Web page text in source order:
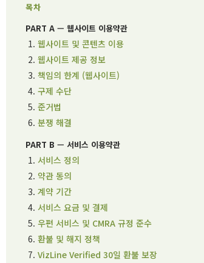
목차
PART A — 웹사이트 이용약관
웹사이트 및 콘텐츠 이용
웹사이트 제공 정보
책임의 한계 (웹사이트)
구제 수단
준거법
분쟁 해결
PART B — 서비스 이용약관
서비스 정의
약관 동의
계약 기간
서비스 요금 및 결제
우편 서비스 및 CMRA 규정 준수
환불 및 해지 정책
VizLine Verified 30일 환불 보장